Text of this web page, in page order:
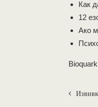
Как
12
Ако